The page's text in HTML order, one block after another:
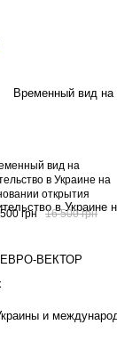
вид на
в Украине на
открытия
(регистрация
на территории
грн 16 500 грн
ЕВРО-ВЕКТОР
и